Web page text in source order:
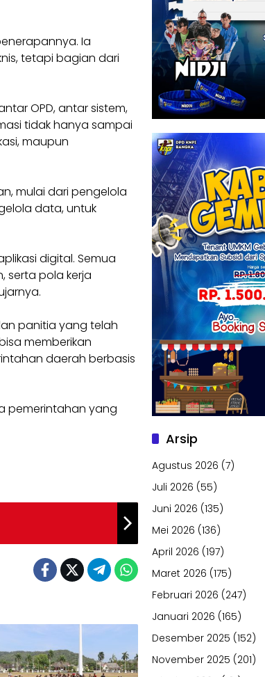
Ia
tetapi bagian dari
OPD, antar sistem,
tidak hanya sampai
maupun
mulai dari pengelola
data, untuk
digital. Semua
serta pola kerja
panitia yang telah
memberikan
daerah berbasis
pemerintahan yang
Arsip
Agustus 2026 (7)
Juli 2026 (55)
Juni 2026 (135)
Mei 2026 (136)
April 2026 (197)
Maret 2026 (175)
Februari 2026 (247)
Januari 2026 (165)
Desember 2025 (152)
November 2025 (201)